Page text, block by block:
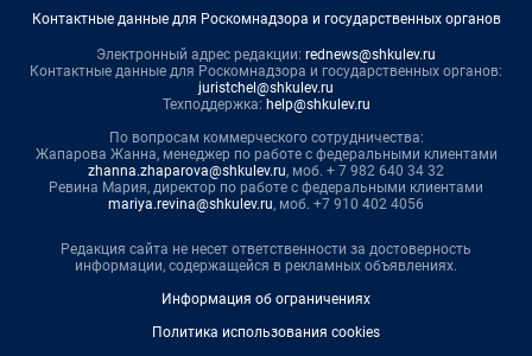
Контактные данные для Роскомнадзора и государственных органов
Электронный адрес редакции: rednews@shkulev.ru
Контактные данные для Роскомнадзора и государственных органов:
juristchel@shkulev.ru
Техподдержка: help@shkulev.ru
По вопросам коммерческого сотрудничества:
Жапарова Жанна, менеджер по работе с федеральными клиентами
zhanna.zhaparova@shkulev.ru, моб. + 7 982 640 34 32
Ревина Мария, директор по работе с федеральными клиентами
mariya.revina@shkulev.ru, моб. +7 910 402 4056
Редакция сайта не несет ответственности за достоверность
информации, содержащейся в рекламных объявлениях.
Информация об ограничениях
Политика использования cookies